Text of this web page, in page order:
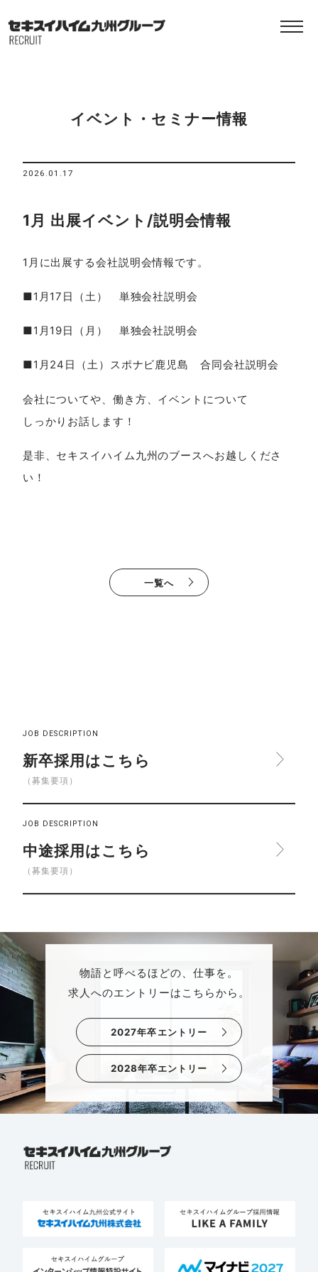
イベント・セミナー情報
2026.01.17
1月 出展イベント/説明会情報
1月に出展する会社説明会情報です。
■1月17日（土） 単独会社説明会
■1月19日（月） 単独会社説明会
■1月24日（土）スポナビ鹿児島 合同会社説明会
会社についてや、働き方、イベントについて
しっかりお話します！
是非、セキスイハイム九州のブースへお越しくださ
い！
一覧へ
JOB DESCRIPTION
新卒採用はこちら
（募集要項）
JOB DESCRIPTION
中途採用はこちら
（募集要項）
物語と呼べるほどの、仕事を。
求人へのエントリーはこちらから。
2027年卒エントリー
2028年卒エントリー